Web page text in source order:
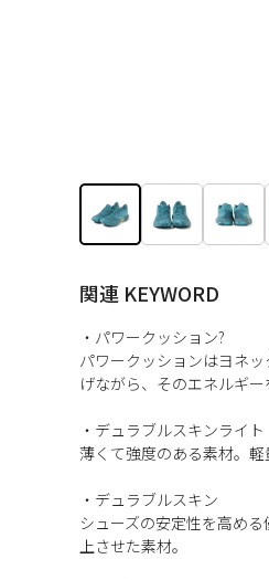
関連 KEYWORD
・パワークッション?
パワークッションはヨネ
げながら、そのエネルギ
・デュラブルスキンライト
薄くて強度のある素材。軽
・デュラブルスキン
シューズの安定性を高め
上させた素材。